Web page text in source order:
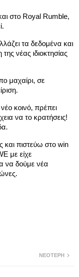
στο Royal Rumble,
τα δεδομένα και
νέας ιδιοκτησίας
μαχαίρι, σε
κοινό, πρέπει
να το κρατήσεις!
και πιστεύω στο win
με είχε
να δούμε νέα
ΝΕΌΤΕΡΗ